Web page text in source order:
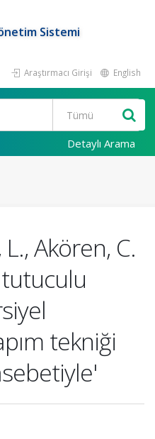
Sistemi
Araştırmacı Girişi English
Detaylı Arama
Akören, C.
tekniği